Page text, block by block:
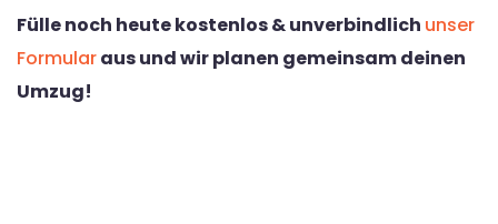
Fülle noch heute kostenlos & unverbindlich unser
Formularaus und wir planen gemeinsam deinen
Umzug!